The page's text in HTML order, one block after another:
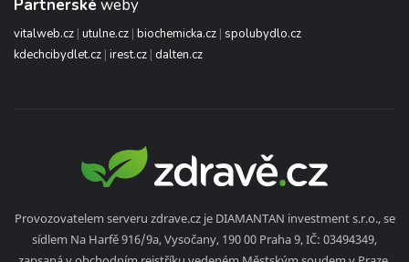
Partnerské weby
vitalweb.cz | utulne.cz | biochemicka.cz | spolubydlo.cz
kdechcibydlet.cz | irest.cz | dalten.cz
Provozovatelem serveru zdrave.cz je DIAMANTAN investment s.r.o., se
sídlem Na Harfě 916/9a, Vysočany, 190 00 Praha 9, IČ: 03494349,